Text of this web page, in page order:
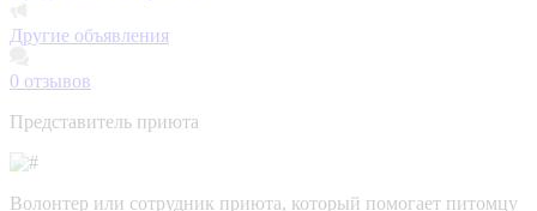
Другие объявления
0 отзывов
Представитель приюта
Волонтер или сотрудник приюта, который помогает питомцу